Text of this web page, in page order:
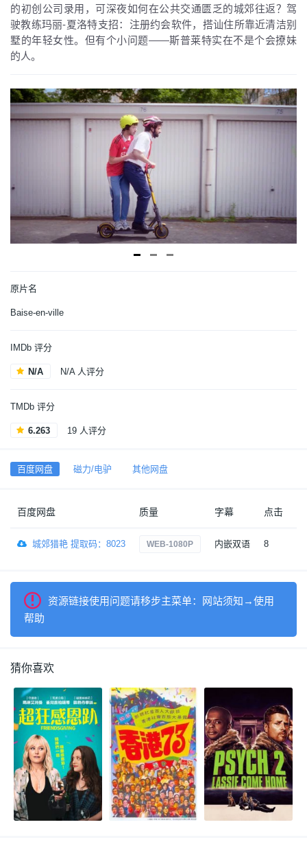
的初创公司录用，可深夜如何在公共交通匮乏的城郊往返？驾
驶教练玛丽-夏洛特支招：注册约会软件，搭讪住所靠近清洁别
墅的年轻女性。但有个小问题——斯普莱特实在不是个会撩妹
的人。
原片名
Baise-en-ville
IMDb 评分
N/A N/A 人评分
TMDb 评分
6.263 19 人评分
百度网盘 磁力/电驴 其他网盘
百度网盘 质量 字幕 点击
城郊猎艳 提取码：8023 WEB-1080P 内嵌双语 8
资源链接使用问题请移步主菜单：网站须知→使用
帮助
猜你喜欢